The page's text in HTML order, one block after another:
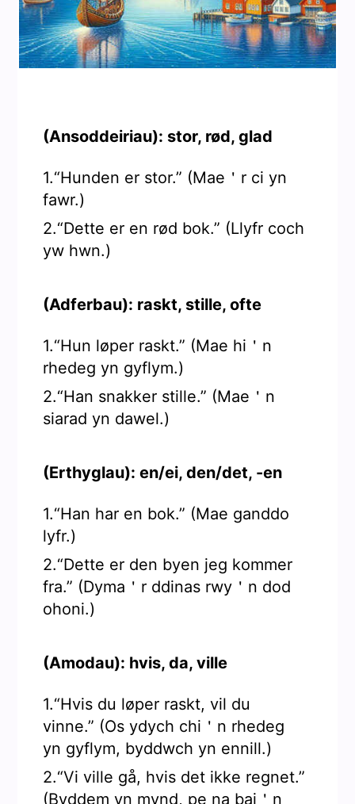
(Ansoddeiriau): stor, rød, glad
1.“Hunden er stor.” (Mae＇r ci yn
fawr.)
2.“Dette er en rød bok.” (Llyfr coch
yw hwn.)
(Adferbau): raskt, stille, ofte
1.“Hun løper raskt.” (Mae hi＇n
rhedeg yn gyflym.)
2.“Han snakker stille.” (Mae＇n
siarad yn dawel.)
(Erthyglau): en/ei, den/det, -en
1.“Han har en bok.” (Mae ganddo
lyfr.)
2.“Dette er den byen jeg kommer
fra.” (Dyma＇r ddinas rwy＇n dod
ohoni.)
(Amodau): hvis, da, ville
1.“Hvis du løper raskt, vil du
vinne.” (Os ydych chi＇n rhedeg
yn gyflym, byddwch yn ennill.)
2.“Vi ville gå, hvis det ikke regnet.”
(Byddem yn mynd, pe na bai＇n